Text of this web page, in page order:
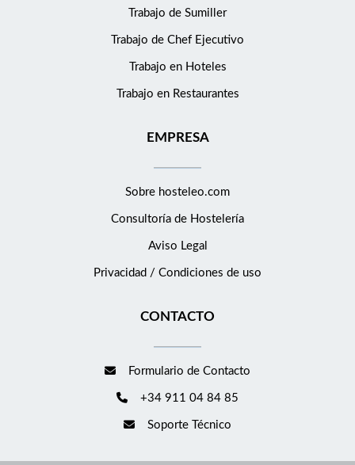
Trabajo de Sumiller
Trabajo de Chef Ejecutivo
Trabajo en Hoteles
Trabajo en Restaurantes
EMPRESA
Sobre hosteleo.com
Consultoría de Hostelería
Aviso Legal
Privacidad / Condiciones de uso
CONTACTO
Formulario de Contacto
+34 911 04 84 85
Soporte Técnico